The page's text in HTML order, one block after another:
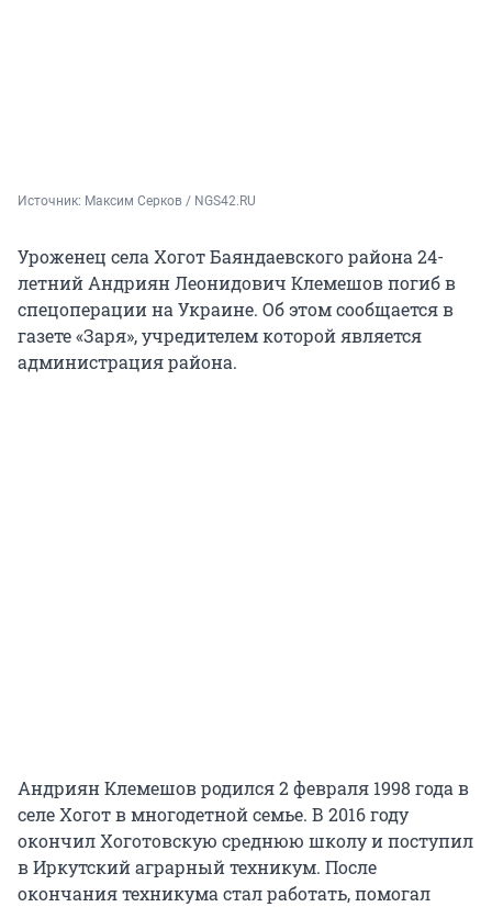
Источник: Максим Серков / NGS42.RU
Уроженец села Хогот Баяндаевского района 24-
летний Андриян Леонидович Клемешов погиб в
спецоперации на Украине. Об этом сообщается в
газете «Заря», учредителем которой является
администрация района.
Андриян Клемешов родился 2 февраля 1998 года в
селе Хогот в многодетной семье. В 2016 году
окончил Хоготовскую среднюю школу и поступил
в Иркутский аграрный техникум. После
окончания техникума стал работать, помогал